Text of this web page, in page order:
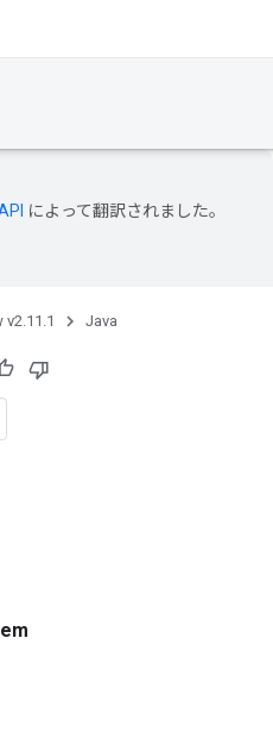
によって翻訳されました。
v2.11.1 Java